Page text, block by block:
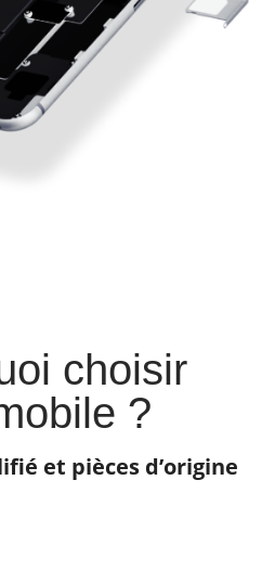
choisir
?
et pièces d’origine